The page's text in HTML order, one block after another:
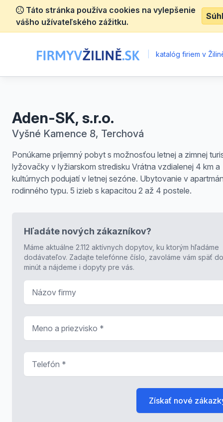
Táto stránka používa cookies na vylepšenie
vášho užívateľského zážitku.
katalóg firiem v
Aden-SK, s.r.o.
Vyšné Kamence 8, Terchová
Ponúkame príjemný pobyt s možnosťou letnej a zimnej
lyžovačky v lyžiarskom stredisku Vrátna vzdialenej 4 km a
kultúrnych podujatí v letnej sezóne. Ubytovanie v
rodinného typu. 5 izieb s kapacitou 2 až 4 postele.
Hľadáte nových zákazníkov?
Máme aktuálne 2.112 aktívnych dopytov, ku ktorým hľadáme
dodávateľov. Zadajte telefónne číslo, zavoláme vám späť
minút a nájdeme i dopyty pre vás.
Získať nové